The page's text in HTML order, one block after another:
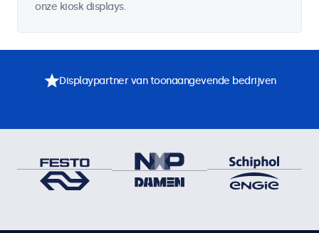
onze kiosk displays.
Displaypartner van toonaangevende bedrijven